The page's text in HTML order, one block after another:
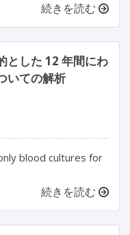
続きを読む
とした 12 年間にわ
いての解析
blood cultures for
続きを読む